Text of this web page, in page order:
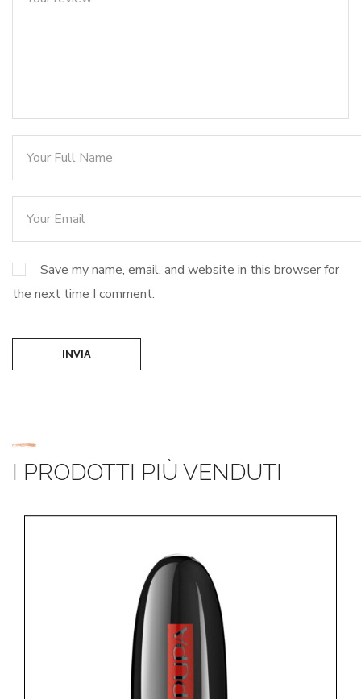
Save my name, email, and website in this browser for
the next time I comment.
INVIA
I PRODOTTI PIÙ VENDUTI